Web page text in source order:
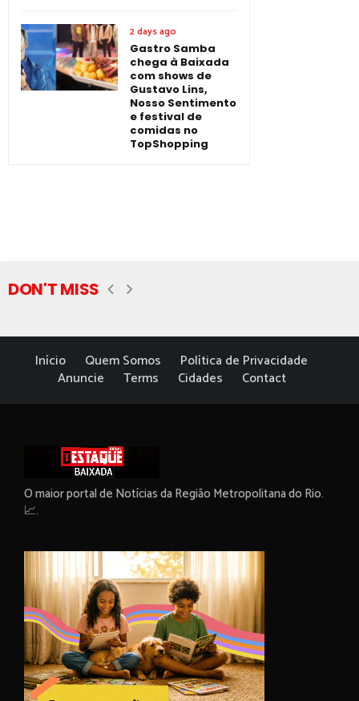
2 days ago
Gastro Samba
chega à Baixada
com shows de
Gustavo Lins,
Nosso Sentimento
e festival de
comidas no
TopShopping
DON'T MISS
Início Quem Somos
Política de Privacidade
Anuncie
Terms Cidades Contact
O maior portal de Notícias da Região Metropolitana do Rio.
📈.